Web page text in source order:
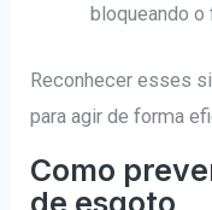
bloqueando o
Reconhecer esses
para agir de forma
Como
de esgoto